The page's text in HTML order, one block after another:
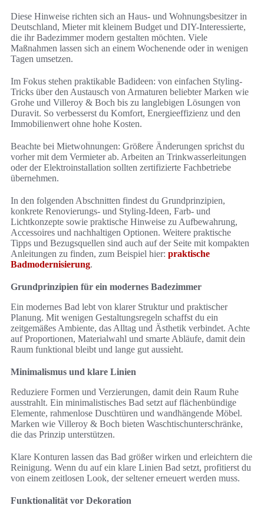
Diese Hinweise richten sich an Haus- und Wohnungsbesitzer in
Deutschland, Mieter mit kleinem Budget und DIY-Interessierte,
die ihr Badezimmer modern gestalten möchten. Viele
Maßnahmen lassen sich an einem Wochenende oder in wenigen
Tagen umsetzen.
Im Fokus stehen praktikable Badideen: von einfachen Styling-
Tricks über den Austausch von Armaturen beliebter Marken wie
Grohe und Villeroy & Boch bis zu langlebigen Lösungen von
Duravit. So verbesserst du Komfort, Energieeffizienz und den
Immobilienwert ohne hohe Kosten.
Beachte bei Mietwohnungen: Größere Änderungen sprichst du
vorher mit dem Vermieter ab. Arbeiten an Trinkwasserleitungen
oder der Elektroinstallation sollten zertifizierte Fachbetriebe
übernehmen.
In den folgenden Abschnitten findest du Grundprinzipien,
konkrete Renovierungs- und Styling-Ideen, Farb- und
Lichtkonzepte sowie praktische Hinweise zu Aufbewahrung,
Accessoires und nachhaltigen Optionen. Weitere praktische
Tipps und Bezugsquellen sind auch auf der Seite mit kompakten
Anleitungen zu finden, zum Beispiel hier: praktische
Badmodernisierung.
Grundprinzipien für ein modernes Badezimmer
Ein modernes Bad lebt von klarer Struktur und praktischer
Planung. Mit wenigen Gestaltungsregeln schaffst du ein
zeitgemäßes Ambiente, das Alltag und Ästhetik verbindet. Achte
auf Proportionen, Materialwahl und smarte Abläufe, damit dein
Raum funktional bleibt und lange gut aussieht.
Minimalismus und klare Linien
Reduziere Formen und Verzierungen, damit dein Raum Ruhe
ausstrahlt. Ein minimalistisches Bad setzt auf flächenbündige
Elemente, rahmenlose Duschtüren und wandhängende Möbel.
Marken wie Villeroy & Boch bieten Waschtischunterschränke,
die das Prinzip unterstützen.
Klare Konturen lassen das Bad größer wirken und erleichtern die
Reinigung. Wenn du auf ein klare Linien Bad setzt, profitierst du
von einem zeitlosen Look, der seltener erneuert werden muss.
Funktionalität vor Dekoration